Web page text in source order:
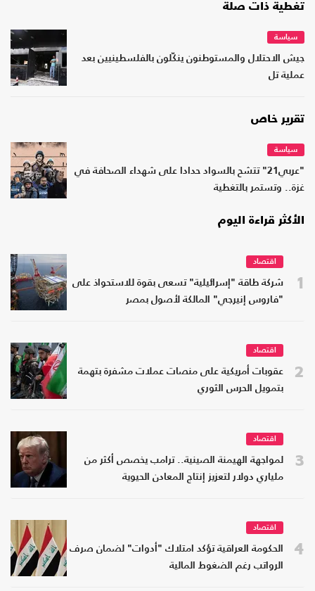
تغطية ذات صلة
سياسة
جيش الاحتلال والمستوطنون ينكّلون بالفلسطينيين بعد
عملية تل
تقرير خاص
سياسة
"عربي21" تتشح بالسواد حدادا على شهداء الصحافة في
غزة.. وتستمر بالتغطية
الأكثر قراءة اليوم
1
اقتصاد
شركة طاقة "إسرائيلية" تسعى بقوة للاستحواذ على
"فاروس إنيرجي" المالكة لأصول بمصر
2
اقتصاد
عقوبات أمريكية على منصات عملات مشفرة بتهمة
بتمويل الحرس الثوري
3
اقتصاد
لمواجهة الهيمنة الصينية.. ترامب يخصص أكثر من
ملياري دولار لتعزيز إنتاج المعادن الحيوية
4
اقتصاد
الحكومة العراقية تؤكد امتلاك "أدوات" لضمان صرف
الرواتب رغم الضغوط المالية